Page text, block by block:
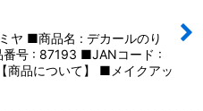
ヤ ■商品名 : デカールのり
号 : 87193 ■JANコード :
品について】 ■メイクアッ